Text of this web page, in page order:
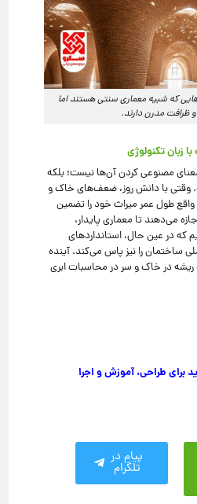
که شبیه معماری سنتی هستند اما
ظرافت مدرن دارند.
زبان تکنولوژی
مصنوعی کردن آن‌ها نیست؛ بلکه
وقتی با دانش روز، ضعف‌های خاک و
طول عمر میراث خود را تضمین
به ما اجازه می‌دهند تا معماری پایدار،
که در عین حال، استانداردهای
ساختمان را نیز پاس می‌کند. آینده
در خاک و سر در محاسبات ابری
برای طراحی، آموزش و اجرا
پیام در
تلگرام